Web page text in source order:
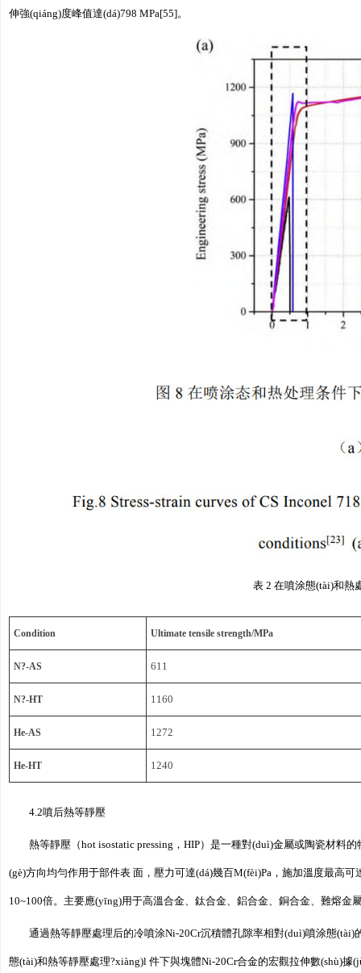
伸強(qiáng)度峰值達(dá)798 MPa[55]。
表 2 在噴涂態(tài)和熱
Condition Ultimate tensile strength/MPa
N?-AS 611
N?-HT 1160
He-AS 1272
He-HT 1240
4.2噴后熱等靜壓
熱等靜壓（hot isostatic pressing，HIP）是一種對(duì)金屬或陶瓷材料
(gè)方向均勻作用于部件表 面，壓力可達(dá)幾百M(fèi)Pa，施加溫度最高
10~100倍。主要應(yīng)用于高溫合金、鈦合金、鋁合金、銅合金、難熔金
通過熱等靜壓處理后的冷噴涂Ni-20Cr沉積體孔隙率相對(duì)噴涂態
態(tài)和熱等靜壓處理?xiàng)l 件下與塊體Ni-20Cr合金的宏觀拉伸數(shù)